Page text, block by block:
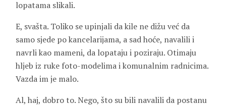
lopatama slikali.
E, svašta. Toliko se upinjali da kile ne dižu već da
samo sjede po kancelarijama, a sad hoće, navalili i
navrli kao mameni, da lopataju i poziraju. Otimaju
hljeb iz ruke foto-modelima i komunalnim radnicima.
Vazda im je malo.
Al, haj, dobro to. Nego, što su bili navalili da postanu